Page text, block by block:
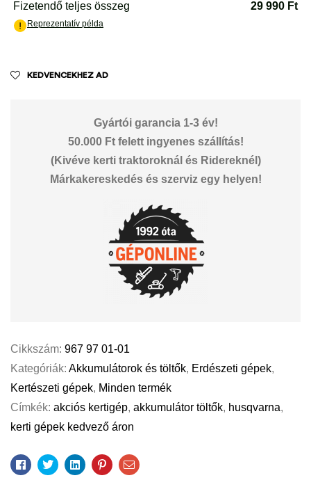
KEDVENCEKHEZ AD
Gyártói garancia 1-3 év!
50.000 Ft felett ingyenes szállítás!
(Kivéve kerti traktoroknál és Ridereknél)
Márkakereskedés és szerviz egy helyen!
Cikkszám: 967 97 01-01
Kategóriák: Akkumulátorok és töltők, Erdészeti gépek,
Kertészeti gépek, Minden termék
Címkék: akciós kertigép, akkumulátor töltők, husqvarna,
kerti gépek kedvező áron
Facebook
TwitterLinkedinPinterestEmail